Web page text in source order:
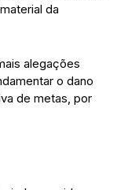
da
alegações
o dano
de metas, por